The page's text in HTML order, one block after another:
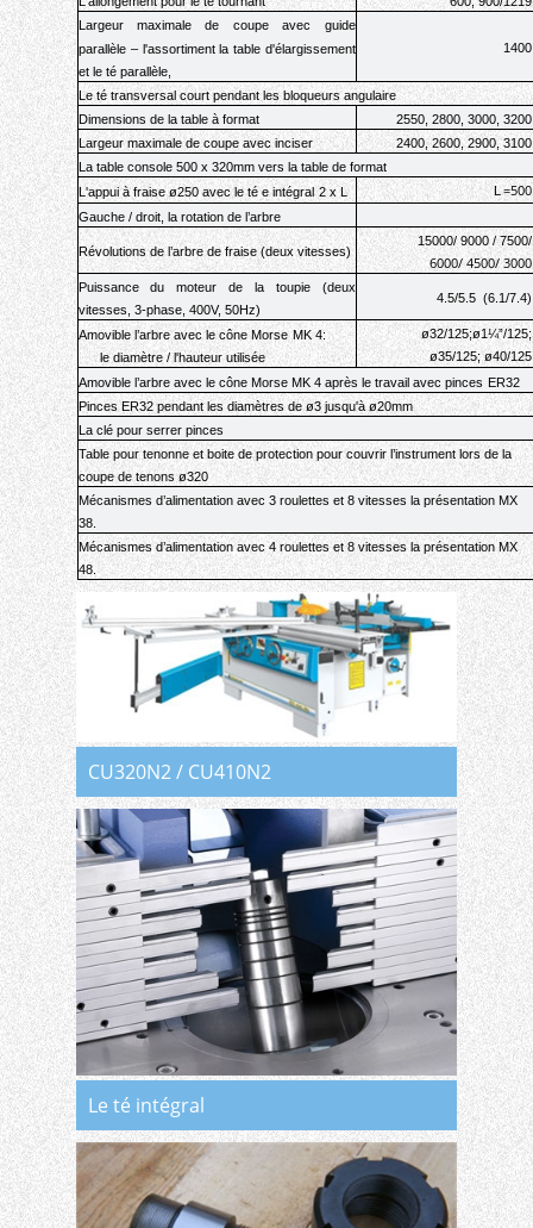
Largeur
maximale de coupe avec
guide
parallèle – l'assortiment la table d'élargissement
et le té parallèle,
1400
Le té transversal court pendant les bloqueurs angulaire
Dimensions de la table à format
2550, 2800, 3000, 3200
Largeur maximale de coupe avec inciser
2400, 2600, 2900, 3100
La table console 500 x 320mm vers la table de format
L'appui à fraiseø250avec le té e intégral 2 х L L =500
Gauche / droit, la rotation de l’arbre
Révolutions de l’arbre de fraise (deux vitesses)
15000/ 9000 / 7500/
6000/ 4500/ 3000
Puissance du moteur de la toupie (deux
vitesses, 3-phase, 400V, 50Hz)
4.5/5.5 (6.1/7.4)
Amovible l’arbre avecle cône Morse MK 4:
le diamètre / l'hauteur utilisée
ø32/125;ø1¼”/125;
ø35/125; ø40/125
Amovible l’arbre avec le cône MorseMK 4 après le travail avec pinces ER32
Pinces ER32 pendant les diamètres deø3jusqu'àø20mm
La clé pour serrerpinces
Table pour tenonne et boite de protection pour couvrir l’instrument lors de la
coupe de tenons ø320
Mécanismes d’alimentation avec 3 roulettes et 8 vitesses la présentation MX
38.
Mécanismes d’alimentation avec 4rouletteset 8 vitesses la présentationMX
48.
CU320N2 / CU410N2
Le té intégral